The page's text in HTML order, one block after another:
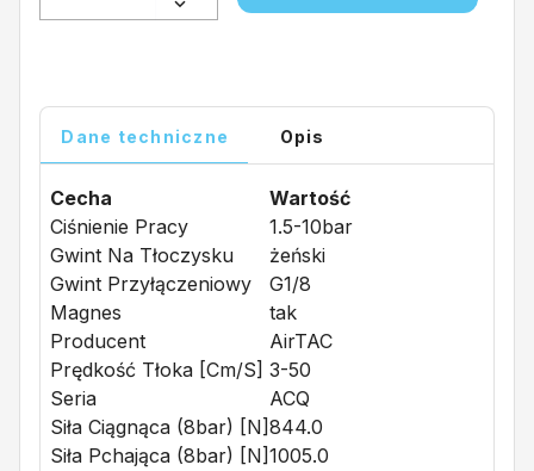
Dane techniczne Opis
Cecha
Wartość
Ciśnienie Pracy
1.5-10bar
Gwint Na Tłoczysku
żeński
Gwint Przyłączeniowy
G1/8
Magnes
tak
Producent
AirTAC
Prędkość Tłoka [cm/s] 3-50
Seria
ACQ
Siła Ciągnąca (8bar) [N]844.0
Siła Pchająca (8bar) [N]1005.0